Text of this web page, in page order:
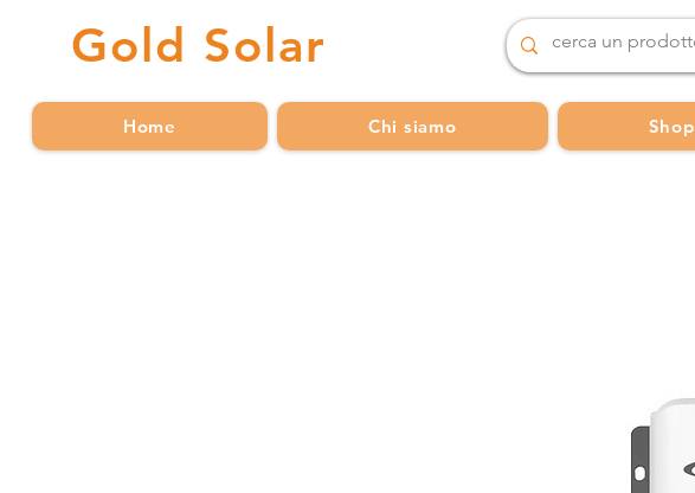
Gold Solar
Home Chi siamo Shop